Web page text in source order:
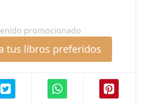
promocionado
tus libros preferidos